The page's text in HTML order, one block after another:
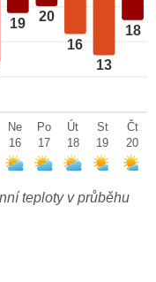
19 20
16
13
18
Ne
16
Po
17
Út
18
St
19
Čt
20
teploty v průběhu